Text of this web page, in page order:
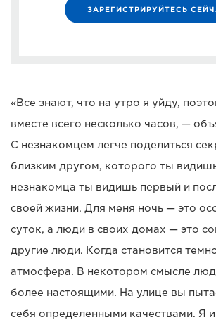
ЗАРЕГИСТРИРУЙТЕСЬ
«Все знают, что на утро я уйду,
вместе всего несколько часов, —
С незнакомцем легче поделиться
близким другом, которого ты
незнакомца ты видишь первый и
своей жизни. Для меня ночь — это
суток, а люди в своих домах — это
другие люди. Когда становится
атмосфера. В некотором смысле
более настоящими. На улице вы
себя определенными качествами. Я и